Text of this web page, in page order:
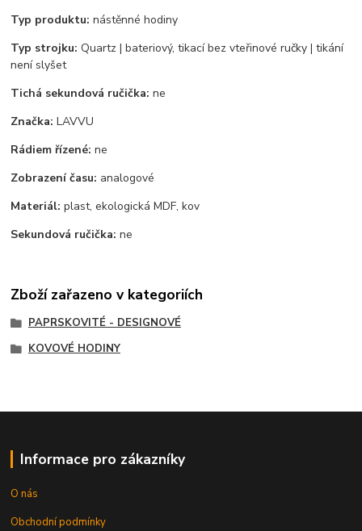
Typ produktu: nástěnné hodiny
Typ strojku: Quartz | bateriový, tikací bez vteřinové ručky | tikání
není slyšet
Tichá sekundová ručička: ne
Značka: LAVVU
Rádiem řízené: ne
Zobrazení času: analogové
Materiál: plast, ekologická MDF, kov
Sekundová ručička: ne
Zboží zařazeno v kategoriích
PAPRSKOVITÉ - DESIGNOVÉ
KOVOVÉ HODINY
Informace pro zákazníky
O nás
Obchodní podmínky